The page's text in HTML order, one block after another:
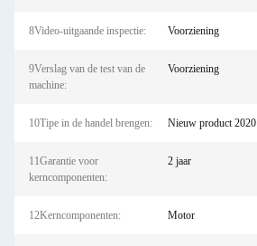
8Video-uitgaande inspectie: Voorziening
9Verslag van de test van de
machine:
Voorziening
10Tipe in de handel brengen: Nieuw product 2020
11Garantie voor
kerncomponenten:
2 jaar
12Kerncomponenten: Motor